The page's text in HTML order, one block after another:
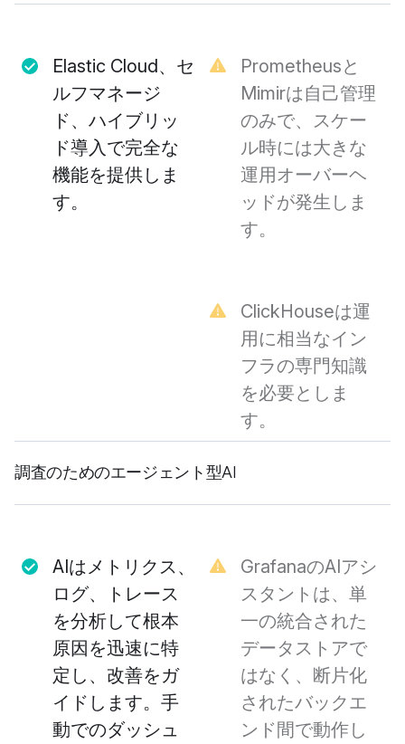
Elastic Cloud、セ
ルフマネージ
ド、ハイブリッ
ド導入で完全な
機能を提供しま
す。
Prometheusと
Mimirは自己管理
のみで、スケー
ル時には大きな
運用オーバーヘ
ッドが発生しま
す。
ClickHouseは運
用に相当なイン
フラの専門知識
を必要としま
す。
調査のためのエージェント型AI
AIはメトリクス、
ログ、トレース
を分析して根本
原因を迅速に特
定し、改善をガ
イドします。手
動でのダッシュ
GrafanaのAIアシ
スタントは、単
一の統合された
データストアで
はなく、断片化
されたバックエ
ンド間で動作し